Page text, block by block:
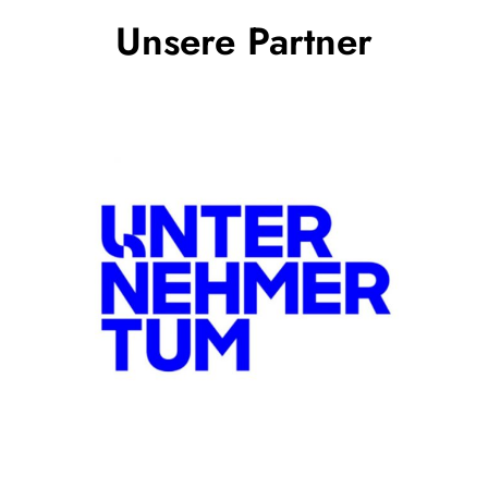
Unsere Partner